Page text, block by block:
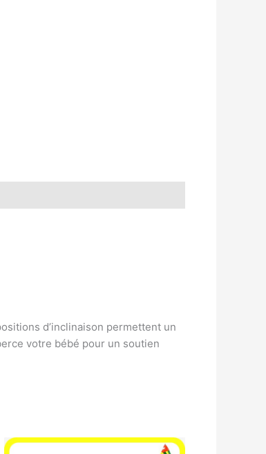
d’inclinaison permettent un
votre bébé pour un soutien